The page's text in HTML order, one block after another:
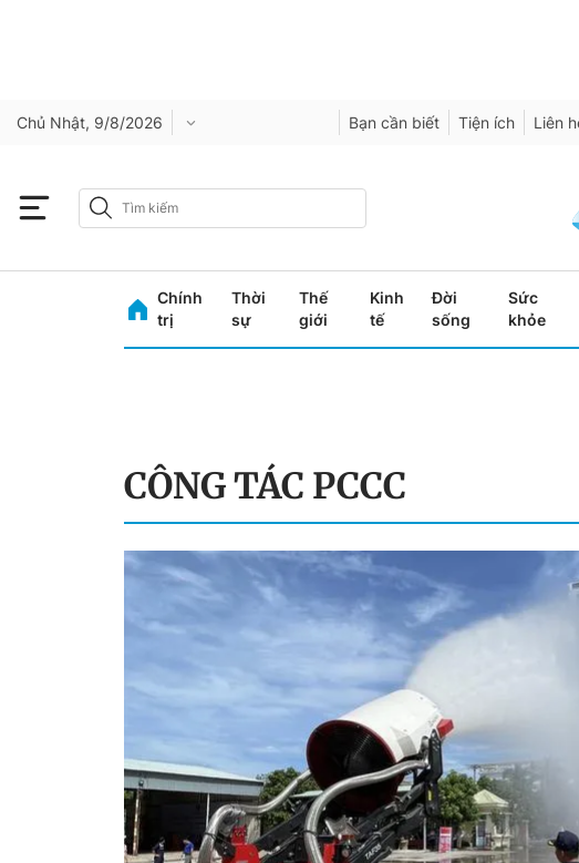
Chủ Nhật, 9/8/2026 Bạn cần biết Tiện ích Liên
Chính
trị
Thời
sự
Thế
giới
Kinh
tế
Đời
sống
Sức
khỏe
CÔNG TÁC PCCC